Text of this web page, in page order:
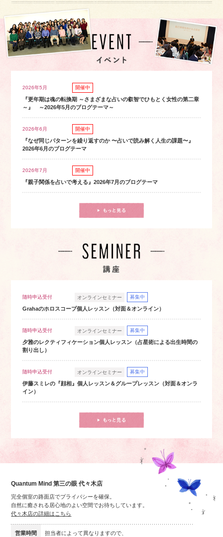
2026年5月
『更年期は魂の転換期 ～さまざまな占いの叡智でひもとく女性の第二章
～』 ～2026年5月のブログテーマ～
開催中
2026年6月
『なぜ同じパターンを繰り返すのか 〜占いで読み解く人生の課題〜』
2026年6月のブログテーマ
開催中
2026年7月
『親子関係を占いで考える』2026年7月のブログテーマ
開催中
随時申込受付 オンラインセミナー
Grahaのホロスコープ個人レッスン（対面＆オンライン）
募集中
随時申込受付 オンラインセミナー
夕雅のレクティフィケーション個人レッスン（占星術による出生時間の
割り出し）
募集中
随時申込受付 オンラインセミナー
伊藤スミレの『顔相』個人レッスン＆グループレッスン（対面＆オンラ
イン）
募集中
Quantum Mind 第三の眼 代々木店
完全個室の路面店でプライバシーを確保。
自然に癒される居心地のよい空間でお待ちしています。
代々木店の詳細はこちら
営業時間
担当者によって異なりますので、